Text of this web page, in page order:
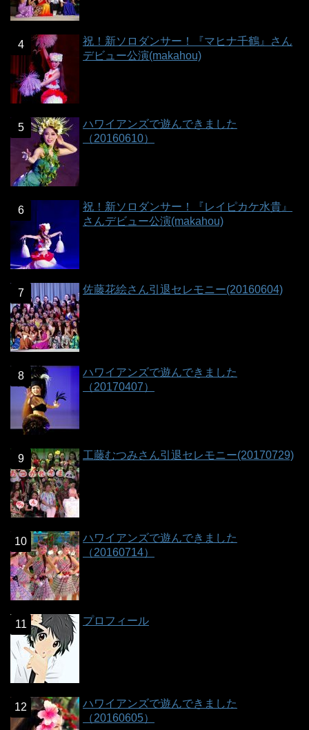
祝！新ソロダンサー！『マヒナ千鶴』さん
デビュー公演(makahou)
ハワイアンズで遊んできました
（20160610）
祝！新ソロダンサー！『レイピカケ水貴』
さんデビュー公演(makahou)
佐藤花絵さん引退セレモニー(20160604)
ハワイアンズで遊んできました
（20170407）
工藤むつみさん引退セレモニー(20170729)
ハワイアンズで遊んできました
（20160714）
プロフィール
ハワイアンズで遊んできました
（20160605）